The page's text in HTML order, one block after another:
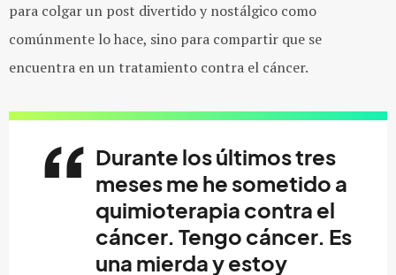
para colgar un post divertido y nostálgico como
comúnmente lo hace, sino para compartir que se
encuentra en un tratamiento contra el cáncer.
Durante los últimos tres
meses me he sometido a
quimioterapia contra el
cáncer. Tengo cáncer. Es
una mierda y estoy